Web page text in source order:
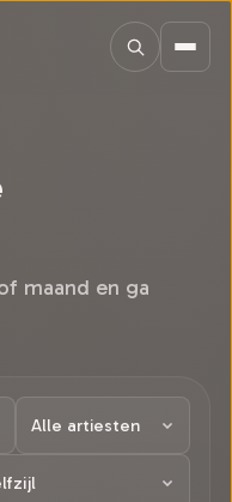
maand en ga